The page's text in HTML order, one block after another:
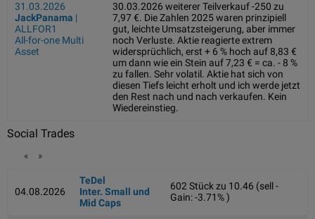
31.03.2026
JackPanama |
ALLFOR1
All-for-one Multi
Asset
30.03.2026 weiterer Teilverkauf -250 zu
7,97 €. Die Zahlen 2025 waren prinzipiell
gut, leichte Umsatzsteigerung, aber immer
noch Verluste. Aktie reagierte extrem
widersprüchlich, erst + 6 % hoch auf 8,83 €
um dann wie ein Stein auf 7,23 € = ca. - 8 %
zu fallen. Sehr volatil. Aktie hat sich von
diesen Tiefs leicht erholt und ich werde jetzt
den Rest nach und nach verkaufen. Kein
Wiedereinstieg.
Social Trades
« »
04.08.2026
TeDel
Inter. Small und
Mid Caps
602 Stück zu 10.46 (sell -
Gain: -3.71% )